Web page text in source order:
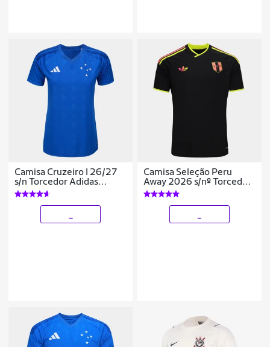
Camisa Cruzeiro I 26/27
s/n Torcedor Adidas
Feminina
Camisa Seleção Peru
Away 2026 s/nº Torcedor
Adidas Originals
Masculina